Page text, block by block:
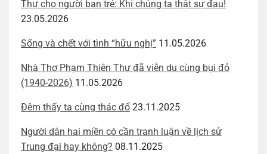
Thư cho người bạn trẻ: Khi chúng ta thật sự đau!
23.05.2026
Sống và chết với tình “hữu nghị” 11.05.2026
Nhà Thơ Phạm Thiên Thư đã viễn du cùng bụi đỏ
(1940-2026) 11.05.2026
Đêm thấy ta cùng thác đổ 23.11.2025
Người dân hai miền có cần tranh luận về lịch sử
Trung đại hay không? 08.11.2025